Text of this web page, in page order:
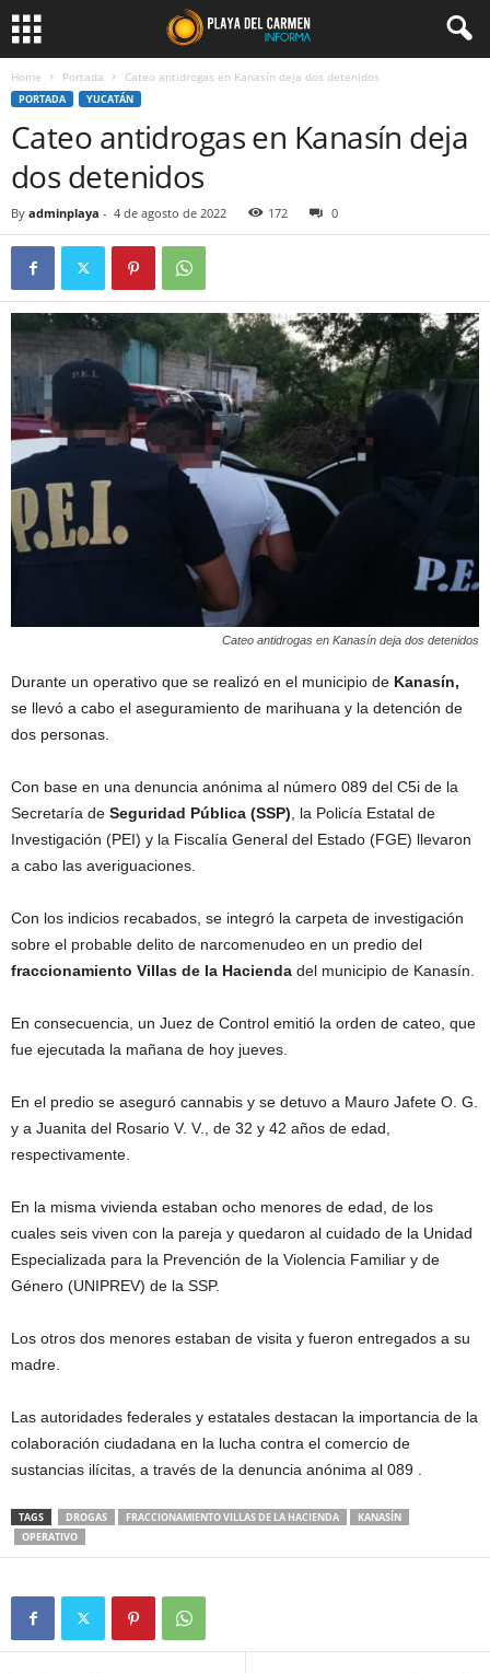
Home Portada Cateo antidrogas en Kanasín deja dos detenidos
PORTADA YUCATÁN
Cateo antidrogas en Kanasín deja
dos detenidos
By adminplaya - 4 de agosto de 2022 172 0
Cateo antidrogas en Kanasín deja dos detenidos
Durante un operativo que se realizó en el municipio de Kanasín,
se llevó a cabo el aseguramiento de marihuana y la detención de
dos personas.
Con base en una denuncia anónima al número 089 del C5i de la
Secretaría de Seguridad Pública (SSP) , la Policía Estatal de
Investigación (PEI) y la Fiscalía General del Estado (FGE) llevaron
a cabo las averiguaciones.
Con los indicios recabados, se integró la carpeta de investigación
sobre el probable delito de narcomenudeo en un predio del
fraccionamiento Villas de la Hacienda del municipio de Kanasín.
En consecuencia, un Juez de Control emitió la orden de cateo, que
fue ejecutada la mañana de hoy jueves.
En el predio se aseguró cannabis y se detuvo a Mauro Jafete O. G.
y a Juanita del Rosario V. V., de 32 y 42 años de edad,
respectivamente.
En la misma vivienda estaban ocho menores de edad, de los
cuales seis viven con la pareja y quedaron al cuidado de la Unidad
Especializada para la Prevención de la Violencia Familiar y de
Género (UNIPREV) de la SSP.
Los otros dos menores estaban de visita y fueron entregados a su
madre.
Las autoridades federales y estatales destacan la importancia de la
colaboración ciudadana en la lucha contra el comercio de
sustancias ilícitas, a través de la denuncia anónima al 089 .
TAGS DROGAS FRACCIONAMIENTO VILLAS DE LA HACIENDA
KANASÍN
OPERATIVO